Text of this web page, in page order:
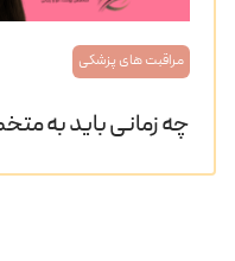
مراقبت های پزشکی
چه زمانی باید به